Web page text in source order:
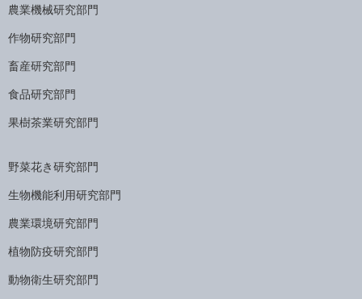
農業機械研究部門
作物研究部門
畜産研究部門
食品研究部門
果樹茶業研究部門
野菜花き研究部門
生物機能利用研究部門
農業環境研究部門
植物防疫研究部門
動物衛生研究部門